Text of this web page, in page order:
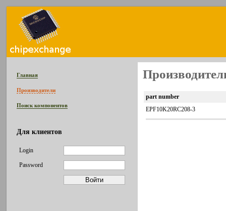
Главная
Производители
Поиск компонентов
Для клиентов
Login
Password
part number
EPF10K20RC208-3